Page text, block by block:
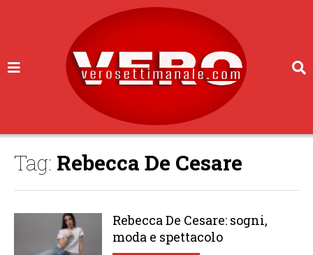
Tag: Rebecca De Cesare
Rebecca De Cesare: sogni,
moda e spettacolo